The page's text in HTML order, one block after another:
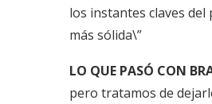
los instantes claves
más sólida\”
LO QUE PASÓ CON
pero tratamos de